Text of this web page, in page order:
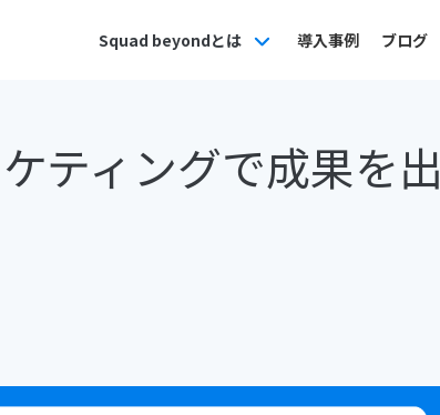
Squad beyondとは 導入事例 ブログ
ティングで成果を出